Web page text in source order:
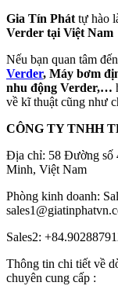
Gia Tín Phát tự hào
Verder tại Việt Nam
Nếu bạn quan tâm
Verder, Máy bơm
nhu động Verder,…
về kĩ thuật cũng như
CÔNG TY TNHH
Địa chỉ: 58 Đường số
Minh, Việt Nam
Phòng kinh doanh:
Sales2:
Thông tin chi tiết về
chuyên cung cấp :